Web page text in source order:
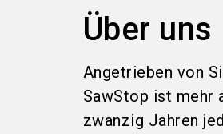
Über uns
Angetrieben von
SawStop ist mehr
zwanzig Jahren